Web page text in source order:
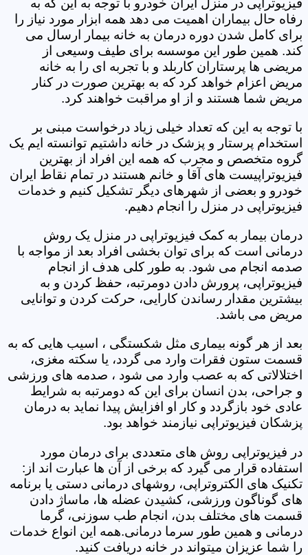
فیزیوتراپی در منزل ایران خودرو با توجه به این که به
رفاه حال بیماران اهمیت می دهد همه ابزار مورد نیاز را
برای کامل شدن دوره درمان به خانه بیمار ارسال می
کند. همین طور این موسسه برای طیف وسیعی از
مریضی ها پرستاران کاربلد و با تجربه ای را به خانه
مریض اعزام خواهد کرد که به بهترین صورت در کنار
مریض شما هستند و از او مراقبت خواهند کرد.
با توجه به این که تعداد خیلی زیاد درخواست مبنی بر
استخدام پرستار و پزشک در خانه داشتیم توانسته ایم یک
گروه متخصص و مجرب که همه این افراد از بهترین
فیزیوتراپیست های آقا و خانم هستند در تمام نقاط ایران
خودرو و بعضی از شهرهای دیگر تشکیل کنیم و خدمات
فیزیوتراپی در منزل را انجام دهیم.
درمان بیمار به کمک فیزیوتراپی در منزل یک روش
درمانی است که برای توان بخشی افراد بعد از مواجه با
صدمه انجام می شود. به طور کلی هدف از انجام
فیزیوتراپی، پرورش دادن دومرتبه، حفظ کردن و به
بیشترین مقدار رساندن کارایی، حرکت کردن و توانایی
مریض می باشد.
بعد از هر گونه بیماری مثل شکستگی ، اسیب هایی که به
قسمت ستون فقرات وارد می گردد، یا سکته مغزی،
اختلالاتی که به عصب وارد می شود ، صدمه های ورزشی
و جراحی، بدن انسان برای این که دومرتبه به شرایط
عادی خود بازگردد و کار او افزایش پیدا نماید به درمان
پزشکان فیزیوتراپی نیازمند خواهد بود.
در فیزیوتراپی روش های متعددی برای درمان مورد
استفاده قرار می گیرد که برخی از آن ها عبارت اند از:
تکنیک های الکتروتراپی، روشهای درمانی دستی یا برنامه
های گوناگون ورزشی، کشیدن عضله ها، ماساژ دادن
قسمت های مختلف بدن، انجام طب سوزنی، گرما
درمانی و همین طور سرما درمانی.همه این انواع خدمات
را شما عزیزان میتواند در خانه دریافت کنید.